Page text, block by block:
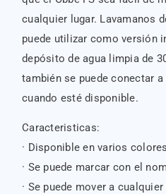
cualquier lugar. Lavamanos
puede utilizar como versión
depósito de agua limpia de
también se puede conectar
cuando esté disponible.
Caracteristicas:
· Disponible en varios colores
· Se puede marcar con el
· Se puede mover a